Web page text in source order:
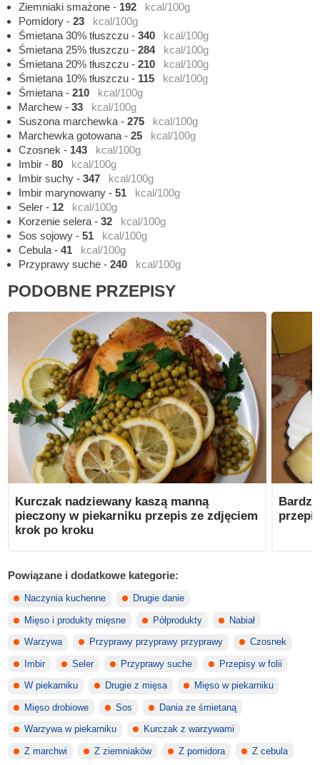
Ziemniaki smażone - 192
kcal/100g
Pomidory -23
kcal/100g
Śmietana 30% tłuszczu -340
kcal/100g
Śmietana 25% tłuszczu -284
kcal/100g
Śmietana 20% tłuszczu -210
kcal/100g
Śmietana 10% tłuszczu - 115
kcal/100g
Śmietana-210
kcal/100g
Marchew -33
kcal/100g
Suszona marchewka-275
kcal/100g
Marchewka gotowana-25
kcal/100g
Czosnek - 143
kcal/100g
Imbir -80
kcal/100g
Imbir suchy -347
kcal/100g
Imbir marynowany -51
kcal/100g
Seler - 12
kcal/100g
Korzenie selera-32
kcal/100g
Sos sojowy -51
kcal/100g
Cebula-41
kcal/100g
Przyprawy suche -240 kcal/100g
PODOBNE PRZEPISY
Kurczak nadziewany kaszą manną
pieczony w piekarniku przepis ze zdjęciem
krok po kroku
Powiązane i dodatkowe kategorie:
Naczynia kuchenne Drugie danie
Mięso i produkty mięsne Półprodukty Nabiał
Warzywa Przyprawy przyprawy przyprawy Czosnek
Imbir Seler Przyprawy suche Przepisy w folii
W piekarniku Drugie z mięsa Mięso w piekarniku
Mięso drobiowe Sos Dania ze śmietaną
Warzywa w piekarniku Kurczak z warzywami
Z marchwi Z ziemniaków Z pomidora Z cebula